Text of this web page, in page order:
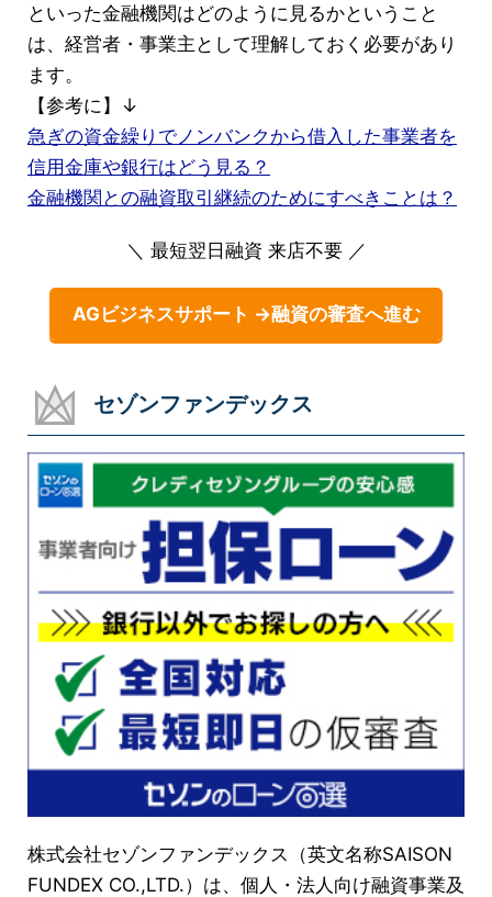
といった金融機関はどのように見るかということ
は、経営者・事業主として理解しておく必要があり
ます。
【参考に】↓
急ぎの資金繰りでノンバンクから借入した事業者を
信用金庫や銀行はどう見る？
金融機関との融資取引継続のためにすべきことは？
＼ 最短翌日融資 来店不要 ／
AGビジネスサポート →融資の審査へ進む
セゾンファンデックス
株式会社セゾンファンデックス（英文名称SAISON
FUNDEX CO.,LTD.）は、個人・法人向け融資事業及